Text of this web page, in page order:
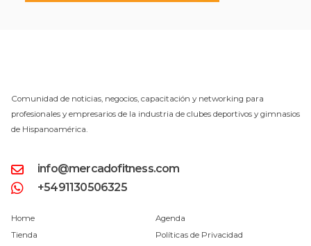
Comunidad de noticias, negocios, capacitación y networking para
profesionales y empresarios de la industria de clubes deportivos y gimnasios
de Hispanoamérica.
info@mercadofitness.com
+5491130506325
Home
Tienda
Agenda
Políticas de Privacidad